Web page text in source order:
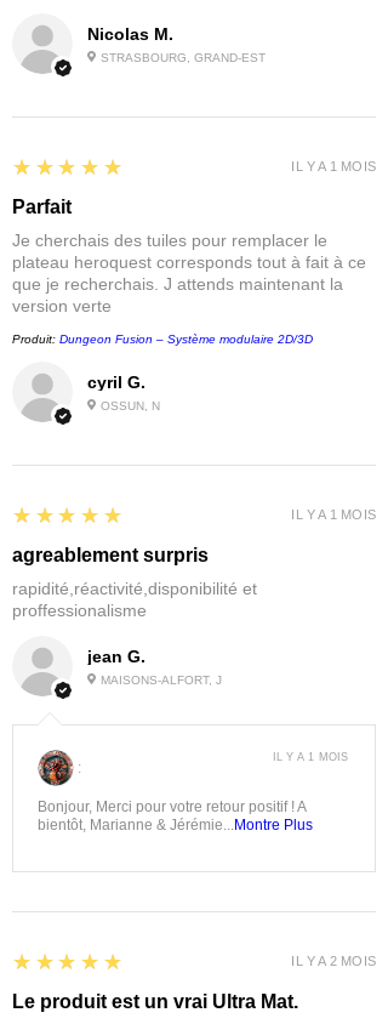
Nicolas M.
STRASBOURG, GRAND-EST
cyril G.
OSSUN, N
5
★★★★★
Parfait
Je cherchais des tuiles pour remplacer le
plateau heroquest corresponds tout à fait à ce
que je recherchais. J attends maintenant la
version verte
Produit: Dungeon Fusion – Système modulaire 2D/3D
IL Y A 1 MOIS
jean G.
MAISONS-ALFORT, J
5
★★★★★
agreablement surpris
rapidité,réactivité,disponibilité et
proffessionalisme
IL Y A 1 MOIS
:
Bonjour, Merci pour votre retour positif ! A
bientôt, Marianne & Jérémie...Montre Plus
IL Y A 1 MOIS
5
★★★★★
Le produit est un vrai Ultra Mat.
IL Y A 2 MOIS